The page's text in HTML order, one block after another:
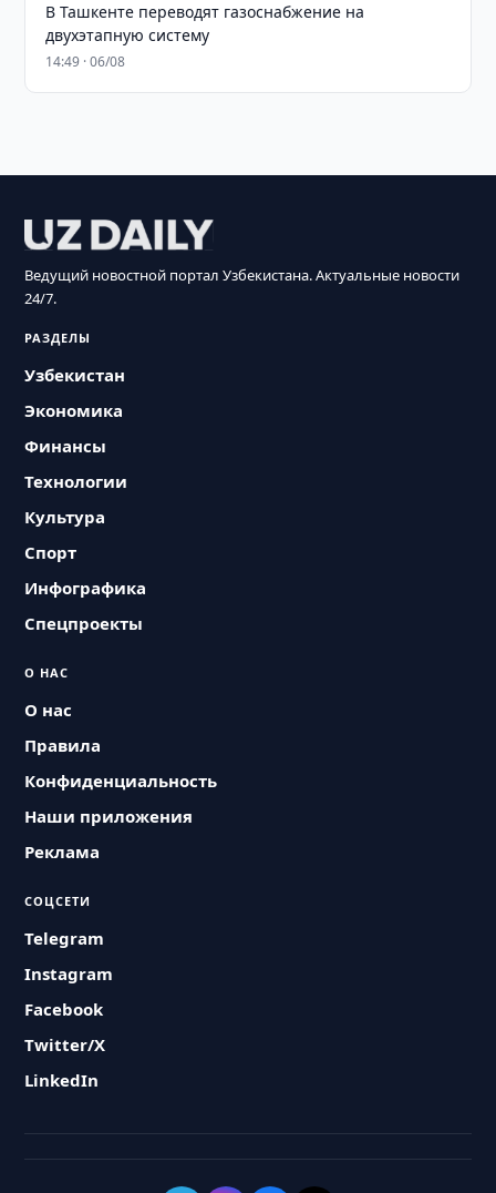
В Ташкенте переводят газоснабжение на
двухэтапную систему
14:49 · 06/08
Ведущий новостной портал Узбекистана. Актуальные новости
24/7.
РАЗДЕЛЫ
Узбекистан
Экономика
Финансы
Технологии
Культура
Спорт
Инфографика
Спецпроекты
О НАС
О нас
Правила
Конфиденциальность
Наши приложения
Реклама
СОЦСЕТИ
Telegram
Instagram
Facebook
Twitter/X
LinkedIn